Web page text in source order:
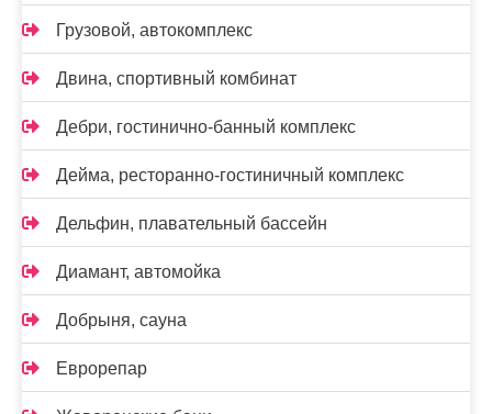
Грузовой, автокомплекс
Двина, спортивный комбинат
Дебри, гостинично-банный комплекс
Дейма, ресторанно-гостиничный комплекс
Дельфин, плавательный бассейн
Диамант, автомойка
Добрыня, сауна
Еврорепар